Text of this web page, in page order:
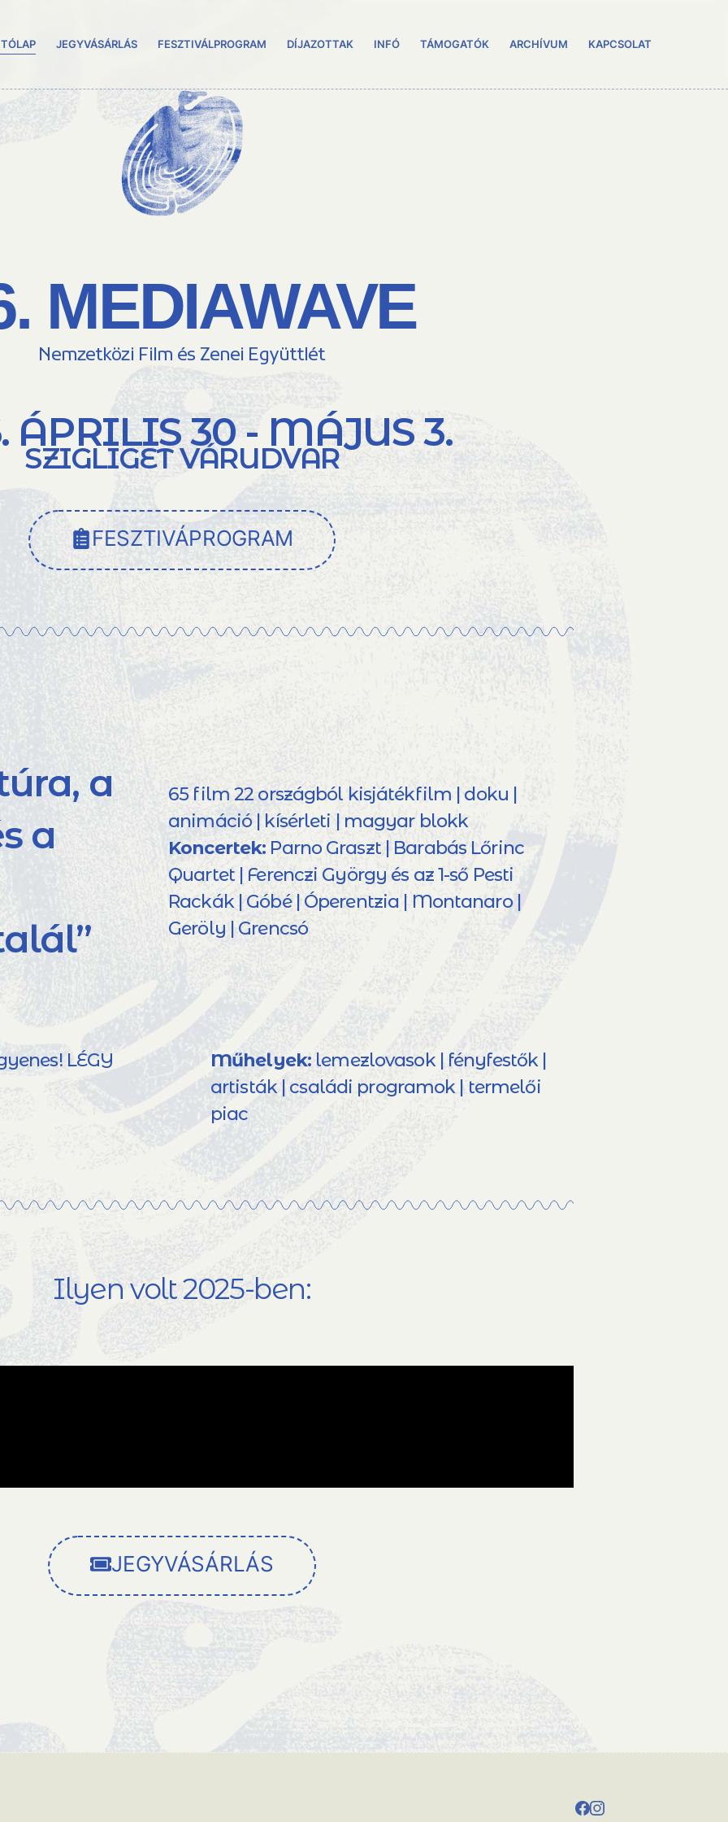
JEGYVÁSÁRLÁS FESZTIVÁLPROGRAM DÍJAZOTTAK INFÓ TÁMOGATÓK ARCHÍVUM KAPCSOLAT
MEDIAWAVE
Nemzetközi Film és Zenei Együttlét
ÁPRILIS 30 - MÁJUS 3.
SZIGLIGET VÁRUDVAR
FESZTIVÁPROGRAM
a
a
65 film 22 országból kisjátékfilm | doku |
animáció | kísérleti | magyar blokk
Koncertek: Parno Graszt | Barabás Lőrinc
Quartet | Ferenczi György és az 1-ső Pesti
Rackák | Góbé | Óperentzia | Montanaro |
Geröly | Grencsó
LÉGY Műhelyek: lemezlovasok | fényfestők |
artisták | családi programok | termelői
piac
Ilyen volt 2025-ben:
JEGYVÁSÁRLÁS